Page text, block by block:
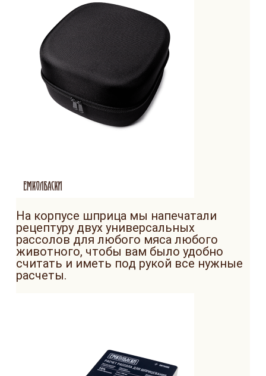
На корпусе шприца мы напечатали
рецептуру двух универсальных
рассолов для любого мяса любого
животного, чтобы вам было удобно
считать и иметь под рукой все нужные
расчеты.